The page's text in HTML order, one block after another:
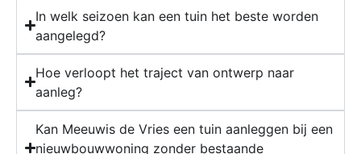
In welk seizoen kan een tuin het beste worden
aangelegd?
Hoe verloopt het traject van ontwerp naar
aanleg?
Kan Meeuwis de Vries een tuin aanleggen bij een
nieuwbouwwoning zonder bestaande